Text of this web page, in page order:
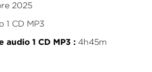
2025
1 CD MP3
audio 1 CD MP3 :4h45m